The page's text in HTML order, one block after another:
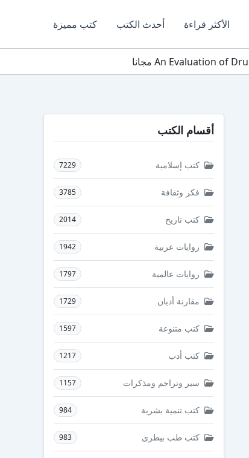
الأكثر قراءة أحدث الكتب كتب مميزة
أقسام الكتب
كتب إسلامية 7229
فكر وثقافة 3785
كتب تاريخ 2014
روايات عربية 1942
روايات عالمية 1797
مقارنة أديان 1729
كتب متنوعة 1597
كتب أدب 1217
سير وتراجم ومذكرات 1157
كتب تنمية بشرية 984
كتب طب بيطرى 983